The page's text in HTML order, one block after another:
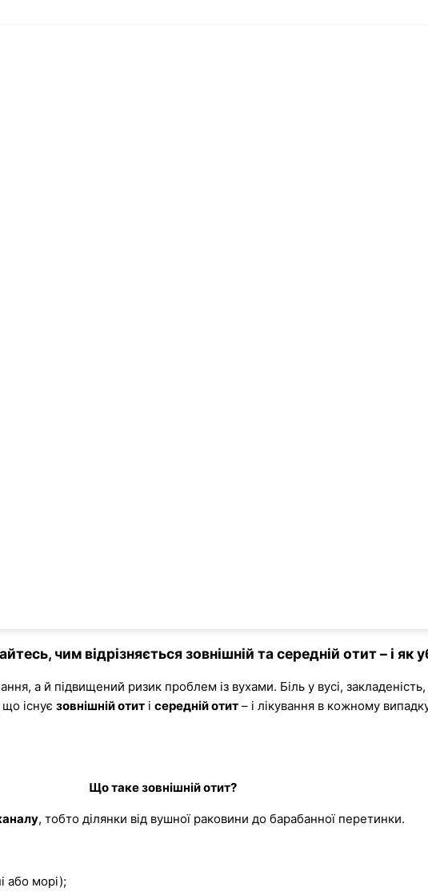
чим відрізняється зовнішній та середній отит – і як
а й підвищений ризик проблем із вухами. Біль у вусі,
існує зовнішній отит і середній отит – і лікування в кожному
Що таке зовнішній отит?
, тобто ділянки від вушної раковини до барабанної перетинки.
або морі);